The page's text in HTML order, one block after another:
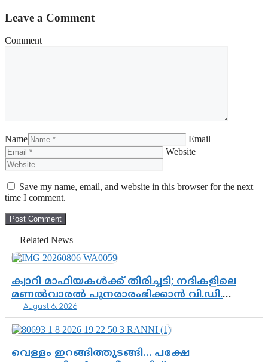
Leave a Comment
Comment
Name
Email
Website
Save my name, email, and website in this browser for the next
time I comment.
Related News
ക്വാറി മാഫിയകൾക്ക് തിരിച്ചടി; നദികളിലെ
മണൽവാരൽ പുനരാരംഭിക്കാൻ വി.ഡി.
സർക്കാർ തീരുമാനം
August 6, 2026
വെള്ളം ഇറങ്ങിത്തുടങ്ങി… പക്ഷേ